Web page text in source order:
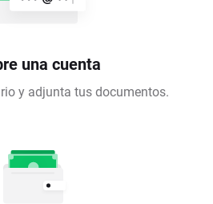
una cuenta
y adjunta tus documentos.